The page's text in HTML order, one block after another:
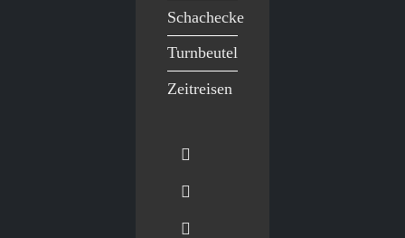
Schachecke
Turnbeutel
Zeitreisen